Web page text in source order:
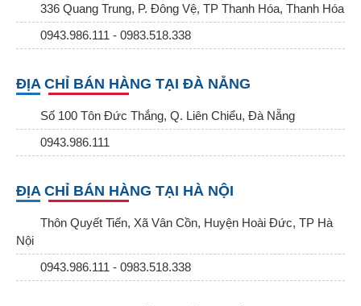
336 Quang Trung, P. Đông Vệ, TP Thanh Hóa, Thanh Hóa
0943.986.111 - 0983.518.338
ĐỊA CHỈ BÁN HÀNG TẠI ĐÀ NẴNG
Số 100 Tôn Đức Thắng, Q. Liên Chiểu, Đà Nẵng
0943.986.111
ĐỊA CHỈ BÁN HÀNG TẠI HÀ NỘI
Thôn Quyết Tiến, Xã Vân Cồn, Huyện Hoài Đức, TP Hà
Nội
0943.986.111 - 0983.518.338